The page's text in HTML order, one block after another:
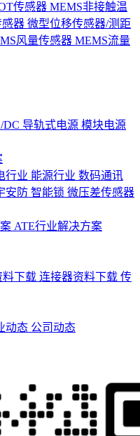
传感器 MEMS非接触温
感器 微型位移传感器/测距
风量传感器 MEMS流量
DC 导轨式电源 模块电源
行业 能源行业 数码通讯
安防 智能锁 微压差传感器
ATE行业解决方案
料下载 连接器资料下载 传
动态 公司动态